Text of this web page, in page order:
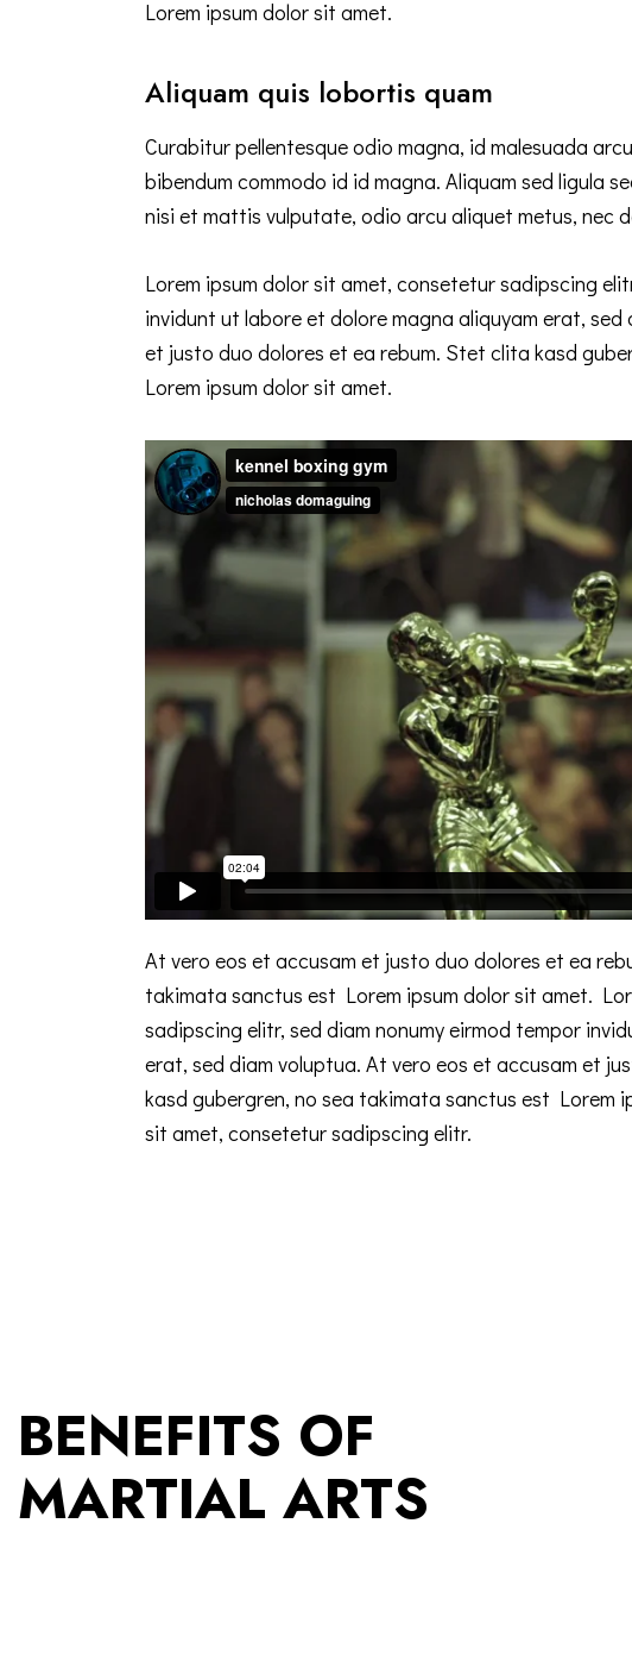
Lorem ipsum dolor sit amet.
Aliquam quis lobortis quam
Curabitur pellentesque odio magna, id malesuada
bibendum commodo id id magna. Aliquam sed ligula
nisi et mattis vulputate, odio arcu aliquet metus, nec
Lorem ipsum dolor sit amet, consetetur sadipscing
invidunt ut labore et dolore magna aliquyam erat,
et justo duo dolores et ea rebum. Stet clita kasd
Lorem ipsum dolor sit amet.
At vero eos et accusam et justo duo dolores et ea
takimata sanctus est Lorem ipsum dolor sit amet.
sadipscing elitr, sed diam nonumy eirmod tempor
erat, sed diam voluptua. At vero eos et accusam et
kasd gubergren, no sea takimata sanctus est Lorem
sit amet, consetetur sadipscing elitr.
BENEFITS OF
MARTIAL ARTS